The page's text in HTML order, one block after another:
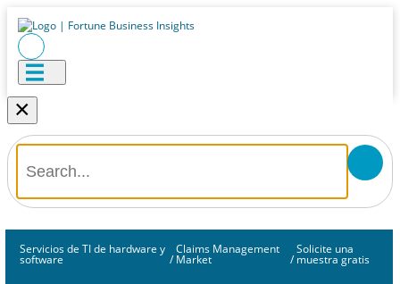
×
Servicios de TI de hardware y
software /
Claims Management
Market /
Solicite una
muestra gratis